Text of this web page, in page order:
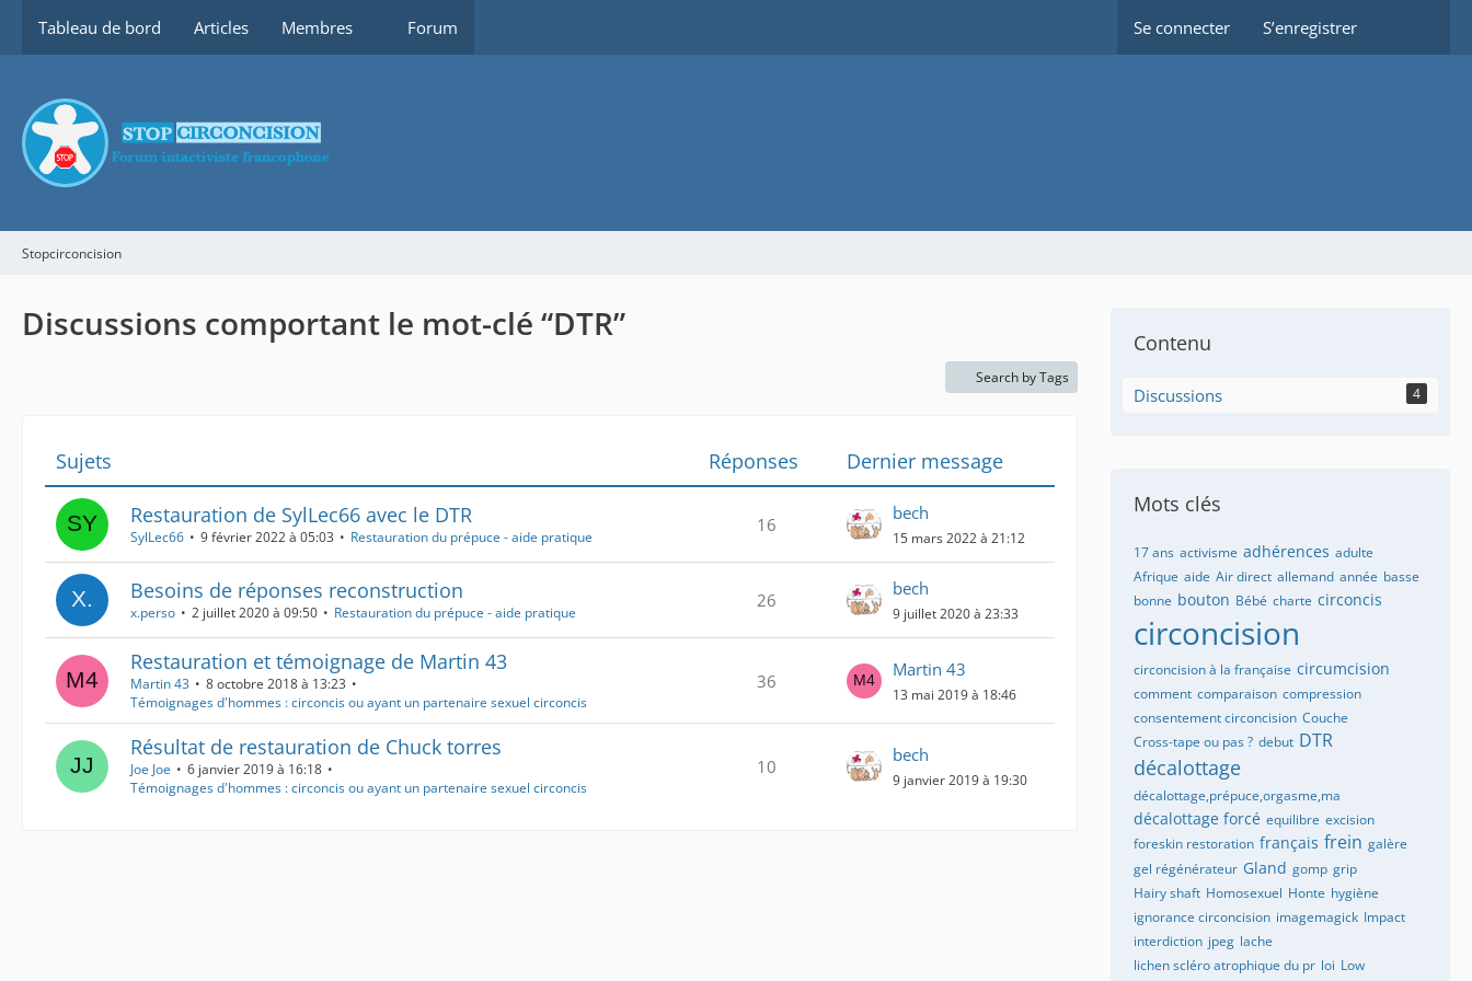
Tableau de bord Articles Membres Forum Se connecter S’enregistrer
Stopcirconcision
Discussions comportant le mot-clé “DTR”
Search by Tags
Sujets Réponses Dernier message
Restauration de SylLec66 avec le DTR
SylLec66 9 février 2022 à 05:03 Restauration du prépuce - aide pratique
16
bech
15 mars 2022 à 21:12
Besoins de réponses reconstruction
x.perso 2 juillet 2020 à 09:50 Restauration du prépuce - aide pratique
26
bech
9 juillet 2020 à 23:33
Restauration et témoignage de Martin 43
Martin 43
8 octobre 2018 à 13:23
Témoignages d'hommes : circoncis ou ayant un partenaire sexuel circoncis
36
Martin 43
13 mai 2019 à 18:46
Résultat de restauration de Chuck torres
Joe Joe
6 janvier 2019 à 16:18
Témoignages d'hommes : circoncis ou ayant un partenaire sexuel circoncis
10
bech
9 janvier 2019 à 19:30
Contenu
Discussions 4
Mots clés
17 ans activisme adhérences adulte
Afrique aide Air direct allemand année basse
bonne bouton Bébé charte circoncis
circoncision
circoncision à la française circumcision
comment comparaison compression
consentement circoncision Couche
Cross-tape ou pas ? debut DTR
décalottage
décalottage,prépuce,orgasme,ma
décalottage forcé equilibre excision
foreskin restoration français frein galère
gel régénérateur Gland gomp grip
Hairy shaft Homosexuel Honte hygiène
ignorance circoncision imagemagick Impact
interdiction jpeg lache
lichen scléro atrophique du pr loi Low